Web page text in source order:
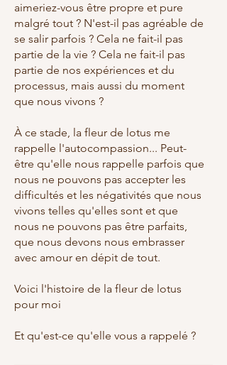
aimeriez-vous être propre et pure
malgré tout ? N'est-il pas agréable de
se salir parfois ? Cela ne fait-il pas
partie de la vie ? Cela ne fait-il pas
partie de nos expériences et du
processus, mais aussi du moment
que nous vivons ?
À ce stade, la fleur de lotus me
rappelle l'autocompassion... Peut-
être qu'elle nous rappelle parfois que
nous ne pouvons pas accepter les
difficultés et les négativités que nous
vivons telles qu'elles sont et que
nous ne pouvons pas être parfaits,
que nous devons nous embrasser
avec amour en dépit de tout.
Voici l'histoire de la fleur de lotus
pour moi
Et qu'est-ce qu'elle vous a rappelé ?